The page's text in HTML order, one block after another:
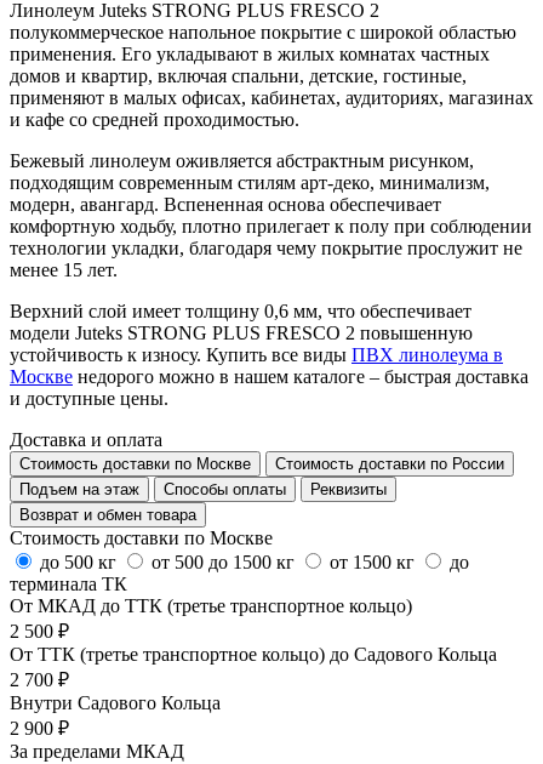
Линолеум Juteks STRONG PLUS FRESCO 2
полукоммерческое напольное покрытие с широкой областью
применения. Его укладывают в жилых комнатах частных
домов и квартир, включая спальни, детские, гостиные,
применяют в малых офисах, кабинетах, аудиториях, магазинах
и кафе со средней проходимостью.
Бежевый линолеум оживляется абстрактным рисунком,
подходящим современным стилям арт-деко, минимализм,
модерн, авангард. Вспененная основа обеспечивает
комфортную ходьбу, плотно прилегает к полу при соблюдении
технологии укладки, благодаря чему покрытие прослужит не
менее 15 лет.
Верхний слой имеет толщину 0,6 мм, что обеспечивает
модели Juteks STRONG PLUS FRESCO 2 повышенную
устойчивость к износу. Купить все виды ПВХ линолеума в
Москве недорого можно в нашем каталоге – быстрая доставка
и доступные цены.
Доставка и оплата
Стоимость доставки по Москве
Стоимость доставки по России
Подъем на этаж
Способы оплаты
Реквизиты
Возврат и обмен товара
Стоимость доставки по Москве
до 500 кг
от 500 до 1500 кг от 1500 кг
до
терминала ТК
От МКАД до ТТК (третье транспортное кольцо)
2 500 ₽
От ТТК (третье транспортное кольцо) до Садового Кольца
2 700 ₽
Внутри Садового Кольца
2 900 ₽
За пределами МКАД